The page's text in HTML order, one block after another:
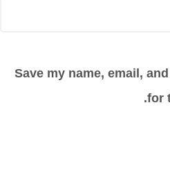
Save my name, email,
for